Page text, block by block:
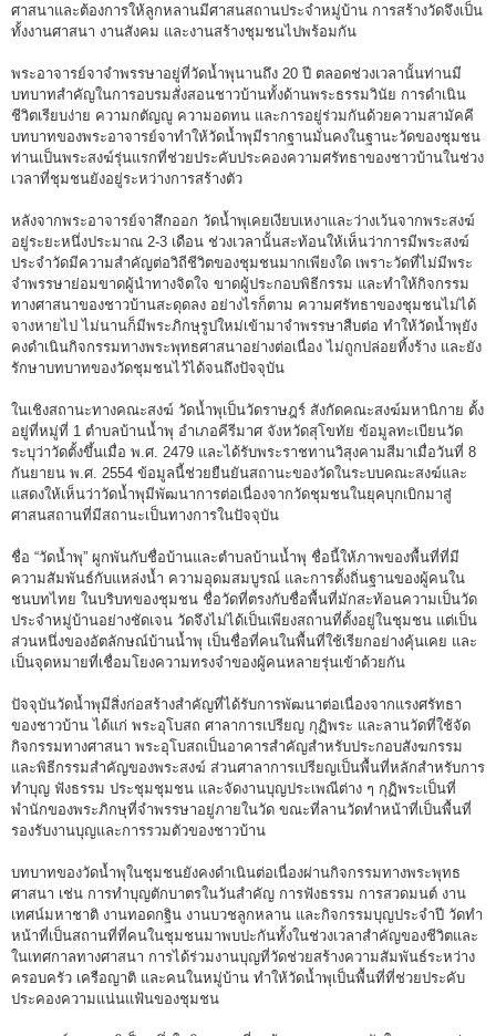
ศาสนาและต้องการให้ลูกหลานมีศาสนสถานประจำหมู่บ้าน การสร้างวัดจึงเป็น
ทั้งงานศาสนา งานสังคม และงานสร้างชุมชนไปพร้อมกัน
พระอาจารย์จาจำพรรษาอยู่ที่วัดน้ำพุนานถึง 20 ปี ตลอดช่วงเวลานั้นท่านมี
บทบาทสำคัญในการอบรมสั่งสอนชาวบ้านทั้งด้านพระธรรมวินัย การดำเนิน
ชีวิตเรียบง่าย ความกตัญญู ความอดทน และการอยู่ร่วมกันด้วยความสามัคคี
บทบาทของพระอาจารย์จาทำให้วัดน้ำพุมีรากฐานมั่นคงในฐานะวัดของชุมชน
ท่านเป็นพระสงฆ์รุ่นแรกที่ช่วยประคับประคองความศรัทธาของชาวบ้านในช่วง
เวลาที่ชุมชนยังอยู่ระหว่างการสร้างตัว
หลังจากพระอาจารย์จาสึกออก วัดน้ำพุเคยเงียบเหงาและว่างเว้นจากพระสงฆ์
อยู่ระยะหนึ่งประมาณ 2-3 เดือน ช่วงเวลานั้นสะท้อนให้เห็นว่าการมีพระสงฆ์
ประจำวัดมีความสำคัญต่อวิถีชีวิตของชุมชนมากเพียงใด เพราะวัดที่ไม่มีพระ
จำพรรษาย่อมขาดผู้นำทางจิตใจ ขาดผู้ประกอบพิธีกรรม และทำให้กิจกรรม
ทางศาสนาของชาวบ้านสะดุดลง อย่างไรก็ตาม ความศรัทธาของชุมชนไม่ได้
จางหายไป ไม่นานก็มีพระภิกษุรูปใหม่เข้ามาจำพรรษาสืบต่อ ทำให้วัดน้ำพุยัง
คงดำเนินกิจกรรมทางพระพุทธศาสนาอย่างต่อเนื่อง ไม่ถูกปล่อยทิ้งร้าง และยัง
รักษาบทบาทของวัดชุมชนไว้ได้จนถึงปัจจุบัน
ในเชิงสถานะทางคณะสงฆ์ วัดน้ำพุเป็นวัดราษฎร์ สังกัดคณะสงฆ์มหานิกาย ตั้ง
อยู่ที่หมู่ที่ 1 ตำบลบ้านน้ำพุ อำเภอคีรีมาศ จังหวัดสุโขทัย ข้อมูลทะเบียนวัด
ระบุว่าวัดตั้งขึ้นเมื่อ พ.ศ. 2479 และได้รับพระราชทานวิสุงคามสีมาเมื่อวันที่ 8
กันยายน พ.ศ. 2554 ข้อมูลนี้ช่วยยืนยันสถานะของวัดในระบบคณะสงฆ์และ
แสดงให้เห็นว่าวัดน้ำพุมีพัฒนาการต่อเนื่องจากวัดชุมชนในยุคบุกเบิกมาสู่
ศาสนสถานที่มีสถานะเป็นทางการในปัจจุบัน
ชื่อ “วัดน้ำพุ” ผูกพันกับชื่อบ้านและตำบลบ้านน้ำพุ ชื่อนี้ให้ภาพของพื้นที่ที่มี
ความสัมพันธ์กับแหล่งน้ำ ความอุดมสมบูรณ์ และการตั้งถิ่นฐานของผู้คนใน
ชนบทไทย ในบริบทของชุมชน ชื่อวัดที่ตรงกับชื่อพื้นที่มักสะท้อนความเป็นวัด
ประจำหมู่บ้านอย่างชัดเจน วัดจึงไม่ได้เป็นเพียงสถานที่ตั้งอยู่ในชุมชน แต่เป็น
ส่วนหนึ่งของอัตลักษณ์บ้านน้ำพุ เป็นชื่อที่คนในพื้นที่ใช้เรียกอย่างคุ้นเคย และ
เป็นจุดหมายที่เชื่อมโยงความทรงจำของผู้คนหลายรุ่นเข้าด้วยกัน
ปัจจุบันวัดน้ำพุมีสิ่งก่อสร้างสำคัญที่ได้รับการพัฒนาต่อเนื่องจากแรงศรัทธา
ของชาวบ้าน ได้แก่ พระอุโบสถ ศาลาการเปรียญ กุฏิพระ และลานวัดที่ใช้จัด
กิจกรรมทางศาสนา พระอุโบสถเป็นอาคารสำคัญสำหรับประกอบสังฆกรรม
และพิธีกรรมสำคัญของพระสงฆ์ ส่วนศาลาการเปรียญเป็นพื้นที่หลักสำหรับการ
ทำบุญ ฟังธรรม ประชุมชุมชน และจัดงานบุญประเพณีต่าง ๆ กุฏิพระเป็นที่
พำนักของพระภิกษุที่จำพรรษาอยู่ภายในวัด ขณะที่ลานวัดทำหน้าที่เป็นพื้นที่
รองรับงานบุญและการรวมตัวของชาวบ้าน
บทบาทของวัดน้ำพุในชุมชนยังคงดำเนินต่อเนื่องผ่านกิจกรรมทางพระพุทธ
ศาสนา เช่น การทำบุญตักบาตรในวันสำคัญ การฟังธรรม การสวดมนต์ งาน
เทศน์มหาชาติ งานทอดกฐิน งานบวชลูกหลาน และกิจกรรมบุญประจำปี วัดทำ
หน้าที่เป็นสถานที่ที่คนในชุมชนมาพบปะกันทั้งในช่วงเวลาสำคัญของชีวิตและ
ในเทศกาลทางศาสนา การได้ร่วมงานบุญที่วัดช่วยสร้างความสัมพันธ์ระหว่าง
ครอบครัว เครือญาติ และคนในหมู่บ้าน ทำให้วัดน้ำพุเป็นพื้นที่ที่ช่วยประคับ
ประคองความแน่นแฟ้นของชุมชน